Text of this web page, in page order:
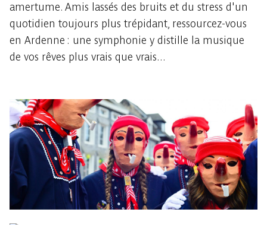
amertume. Amis lassés des bruits et du stress d'un
quotidien toujours plus trépidant, ressourcez-vous
en Ardenne : une symphonie y distille la musique
de vos rêves plus vrais que vrais...